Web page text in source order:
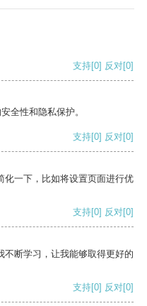
支持[0] 反对[0]
全性和隐私保护。
支持[0] 反对[0]
化一下，比如将设置页面进行优
支持[0] 反对[0]
不断学习，让我能够取得更好的
支持[0] 反对[0]